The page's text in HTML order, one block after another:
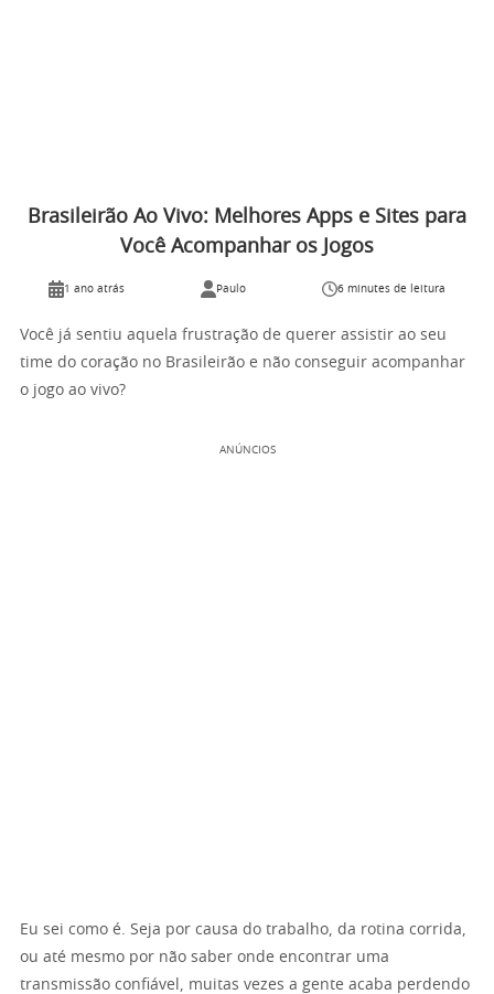
Brasileirão Ao Vivo: Melhores Apps e Sites para
Você Acompanhar os Jogos
1 ano atrás Paulo 6 minutes de leitura
Você já sentiu aquela frustração de querer assistir ao seu
time do coração no Brasileirão e não conseguir acompanhar
o jogo ao vivo?
ANÚNCIOS
Eu sei como é. Seja por causa do trabalho, da rotina corrida,
ou até mesmo por não saber onde encontrar uma
transmissão confiável, muitas vezes a gente acaba perdendo